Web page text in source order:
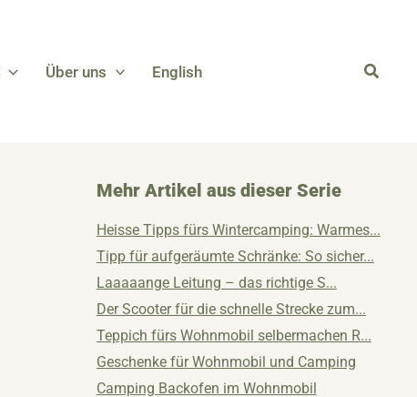
Über uns English
Mehr Artikel aus dieser Serie
Heisse Tipps fürs Wintercamping: Warmes...
Tipp für aufgeräumte Schränke: So sicher...
Laaaaange Leitung – das richtige S...
Der Scooter für die schnelle Strecke zum...
Teppich fürs Wohnmobil selbermachen R...
Geschenke für Wohnmobil und Camping
Camping Backofen im Wohnmobil